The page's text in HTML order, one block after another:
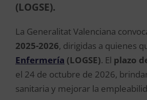
(LOGSE).
La Generalitat Valenciana
2025-2026, dirigidas a quienes
Enfermería (LOGSE). El plazo
el 24 de octubre de 2026,
sanitaria y mejorar la